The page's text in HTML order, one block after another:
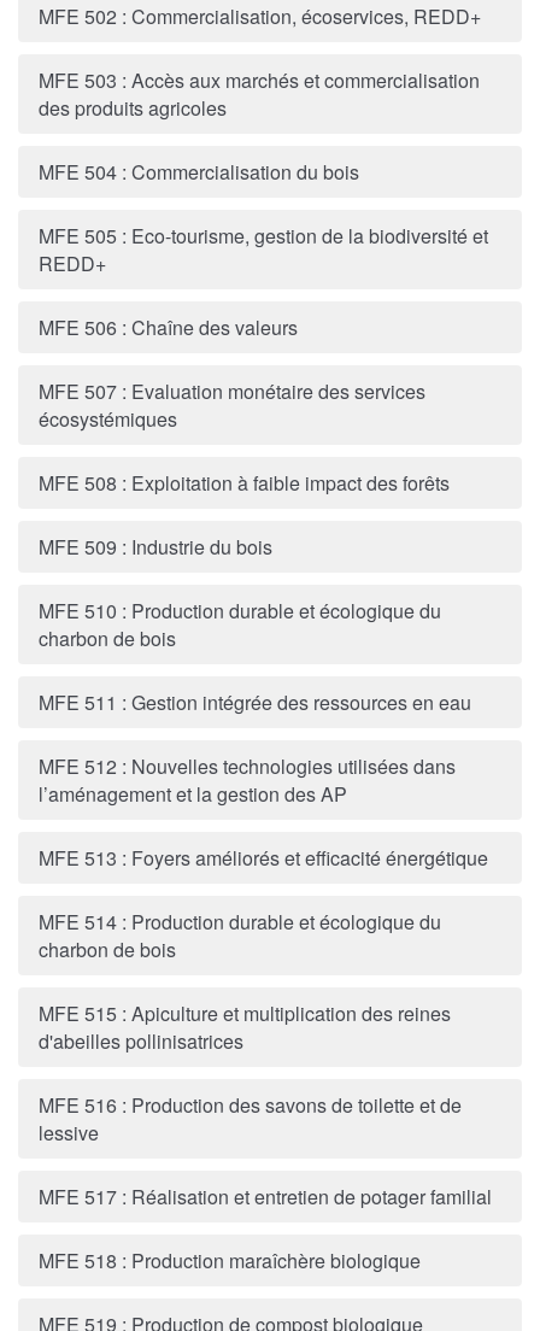
MFE 502 : Commercialisation, écoservices, REDD+
MFE 503 : Accès aux marchés et commercialisation
des produits agricoles
MFE 504 : Commercialisation du bois
MFE 505 : Eco-tourisme, gestion de la biodiversité et
REDD+
MFE 506 : Chaîne des valeurs
MFE 507 : Evaluation monétaire des services
écosystémiques
MFE 508 : Exploitation à faible impact des forêts
MFE 509 : Industrie du bois
MFE 510 : Production durable et écologique du
charbon de bois
MFE 511 : Gestion intégrée des ressources en eau
MFE 512 : Nouvelles technologies utilisées dans
l’aménagement et la gestion des AP
MFE 513 : Foyers améliorés et efficacité énergétique
MFE 514 : Production durable et écologique du
charbon de bois
MFE 515 : Apiculture et multiplication des reines
d'abeilles pollinisatrices
MFE 516 : Production des savons de toilette et de
lessive
MFE 517 : Réalisation et entretien de potager familial
MFE 518 : Production maraîchère biologique
MFE 519 : Production de compost biologique